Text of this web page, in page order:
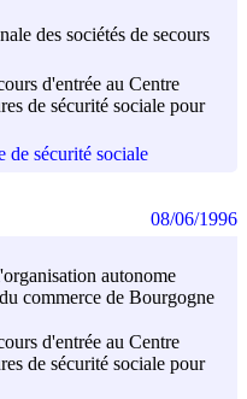
des sociétés de secours
d'entrée au Centre
de sécurité sociale pour
de sécurité sociale
autonome
commerce de Bourgogne
d'entrée au Centre
de sécurité sociale pour
08/06/1996